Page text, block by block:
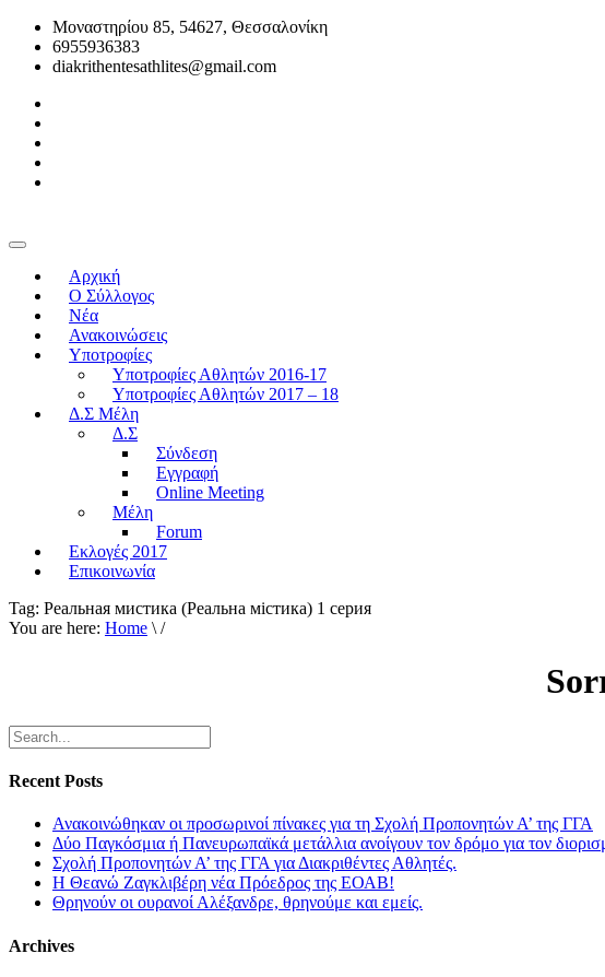
Μοναστηρίου 85, 54627, Θεσσαλονίκη
6955936383
diakrithentesathlites@gmail.com
Αρχική
O Σύλλογος
Νέα
Ανακοινώσεις
Υποτροφίες
Υποτροφίες Αθλητών 2016-17
Υποτροφίες Αθλητών 2017 – 18
Δ.Σ Μέλη
Δ.Σ
Σύνδεση
Εγγραφή
Online Meeting
Μέλη
Forum
Εκλογές 2017
Επικοινωνία
Tag: Реальная мистика (Реальна мiстика) 1 серия
You are here: Home \ /
Recent Posts
Ανακοινώθηκαν οι προσωρινοί πίνακες για τη Σχολή Προπονητών Α’ της ΓΓΑ
Δύο Παγκόσμια ή Πανευρωπαϊκά μετάλλια ανοίγουν τον δρόμο για τον
Σχολή Προπονητών Α’ της ΓΓΑ για Διακριθέντες Αθλητές.
Η Θεανώ Ζαγκλιβέρη νέα Πρόεδρος της ΕΟΑΒ!
Θρηνούν οι ουρανοί Αλέξανδρε, θρηνούμε και εμείς.
Archives